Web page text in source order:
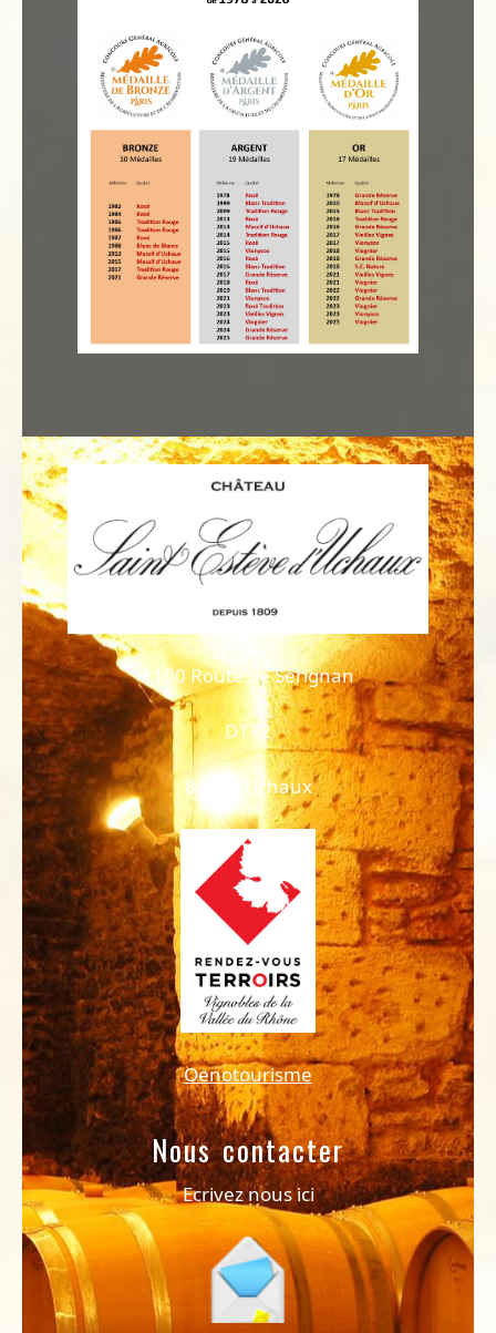
1100 Route de Sérignan
D172
84100 Uchaux
Oenotourisme
Nous contacter
Ecrivez nous ici